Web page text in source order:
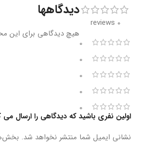
0 reviews
0
0
0
0
0
دیدگاهها
هیچ دیدگاهی برای این
اولین نفری باشید که دیدگاهی را ارسال می
نشانی ایمیل شما منتشر نخواهد شد.